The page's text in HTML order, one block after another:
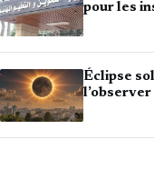
pour les
Éclipse